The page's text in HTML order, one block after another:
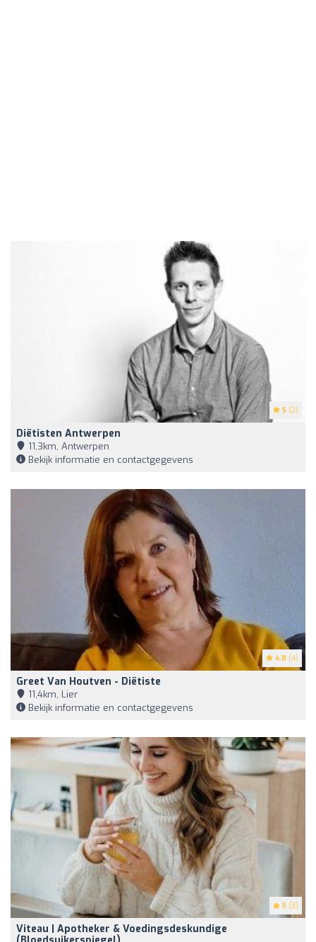
5 (2)
Diëtisten Antwerpen
11,3km, Antwerpen
Bekijk informatie en contactgegevens
4.8 (4)
Greet Van Houtven - Diëtiste
11,4km, Lier
Bekijk informatie en contactgegevens
5 (3)
Viteau | Apotheker & Voedingsdeskundige